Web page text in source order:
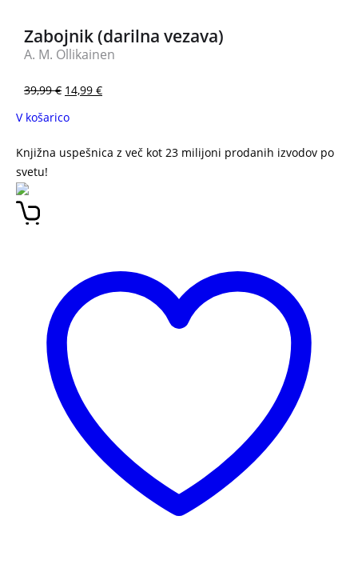
Zabojnik (darilna vezava)
A. M. Ollikainen
39,99€ 14,99 €
V košarico
Knjižna uspešnica z več kot 23 milijoni prodanih izvodov po
svetu!